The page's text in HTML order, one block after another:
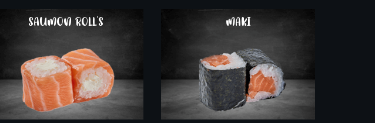
SAUMON ROLL'S MAKI